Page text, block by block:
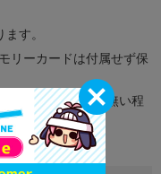
す。
リーカードは付属せず保
して再生に支障が無い程